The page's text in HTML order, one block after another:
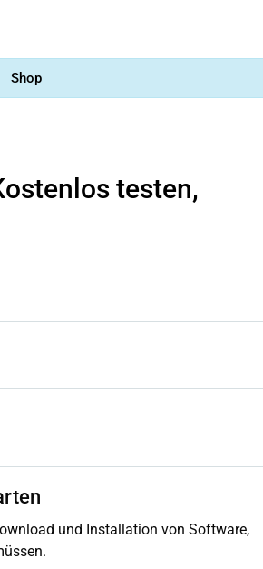
Shop
testen,
und Installation von Software,